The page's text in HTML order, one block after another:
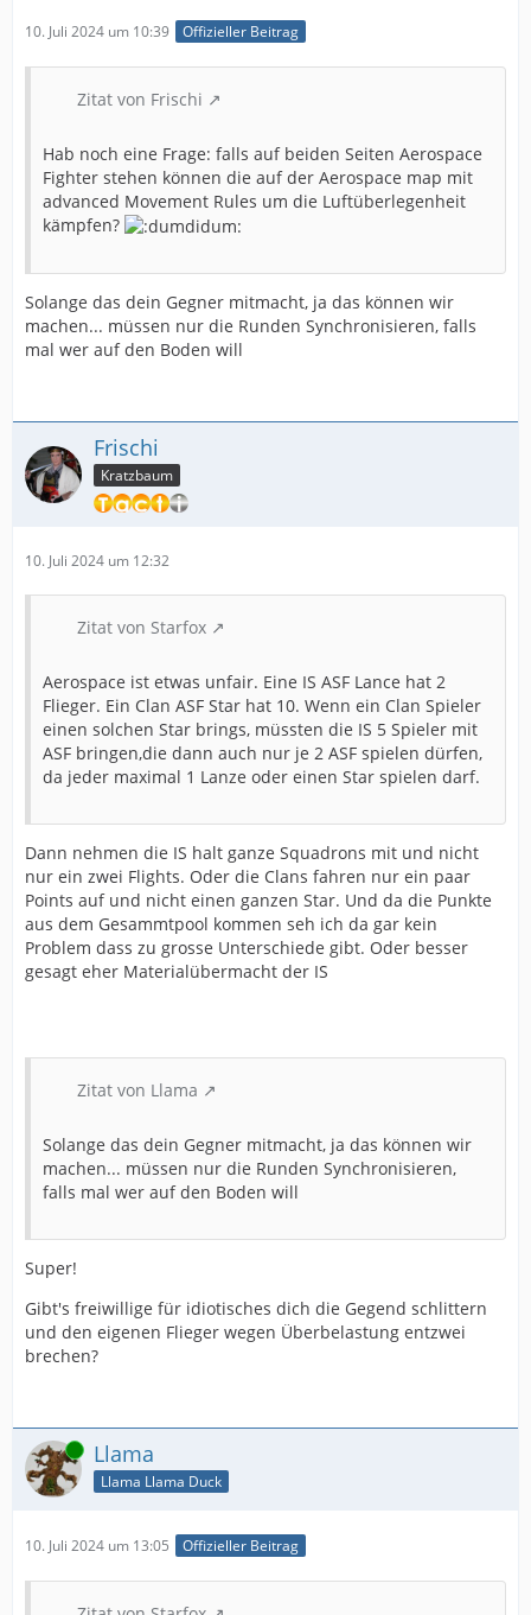
10. Juli 2024 um 10:39 Offizieller Beitrag
Zitat von Frischi
Hab noch eine Frage: falls auf beiden Seiten Aerospace
Fighter stehen können die auf der Aerospace map mit
advanced Movement Rules um die Luftüberlegenheit
kämpfen?
Solange das dein Gegner mitmacht, ja das können wir
machen... müssen nur die Runden Synchronisieren, falls
mal wer auf den Boden will
Frischi
Kratzbaum
10. Juli 2024 um 12:32
Zitat von Starfox
Aerospace ist etwas unfair. Eine IS ASF Lance hat 2
Flieger. Ein Clan ASF Star hat 10. Wenn ein Clan Spieler
einen solchen Star brings, müssten die IS 5 Spieler mit
ASF bringen,die dann auch nur je 2 ASF spielen dürfen,
da jeder maximal 1 Lanze oder einen Star spielen darf.
Dann nehmen die IS halt ganze Squadrons mit und nicht
nur ein zwei Flights. Oder die Clans fahren nur ein paar
Points auf und nicht einen ganzen Star. Und da die Punkte
aus dem Gesammtpool kommen seh ich da gar kein
Problem dass zu grosse Unterschiede gibt. Oder besser
gesagt eher Materialübermacht der IS
Zitat von Llama
Solange das dein Gegner mitmacht, ja das können wir
machen... müssen nur die Runden Synchronisieren,
falls mal wer auf den Boden will
Super!
Gibt's freiwillige für idiotisches dich die Gegend schlittern
und den eigenen Flieger wegen Überbelastung entzwei
brechen?
Online Llama
Llama Llama Duck
10. Juli 2024 um 13:05 Offizieller Beitrag